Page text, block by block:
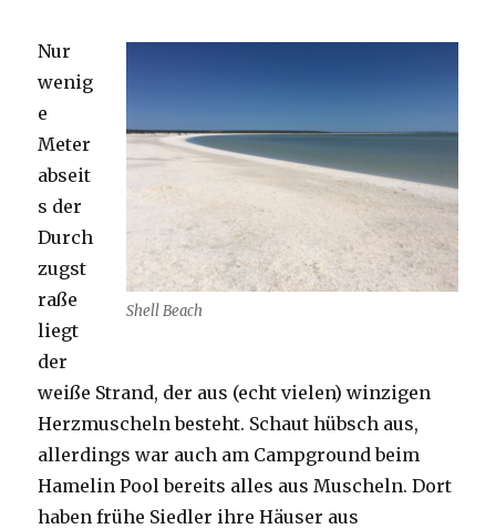
Shell Beach
Nur
wenig
e
Meter
abseit
s der
Durch
zugst
raße
liegt
der
weiße Strand, der aus (echt vielen) winzigen
Herzmuscheln besteht. Schaut hübsch aus,
allerdings war auch am Campground beim
Hamelin Pool bereits alles aus Muscheln. Dort
haben frühe Siedler ihre Häuser aus